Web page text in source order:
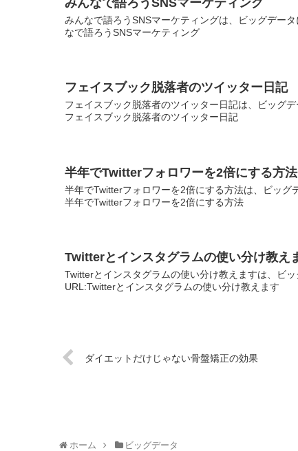
みんなで語ろうSNSマーケティングは、ビッグデー
なで語ろうSNSマーケティング
フェイスブック脱落者のツイッター日記
フェイスブック脱落者のツイッター日記は、ビッグ
フェイスブック脱落者のツイッター日記
半年でTwitterフォロワーを2倍にする方法
半年でTwitterフォロワーを2倍にする方法は、ビッ
半年でTwitterフォロワーを2倍にする方法
Twitterとインスタグラムの使い分け教え
Twitterとインスタグラムの使い分け教えますは、ビ
URL:Twitterとインスタグラムの使い分け教えます
ダイエットだけじゃない骨盤矯正の効果
ホーム ビッグデータ